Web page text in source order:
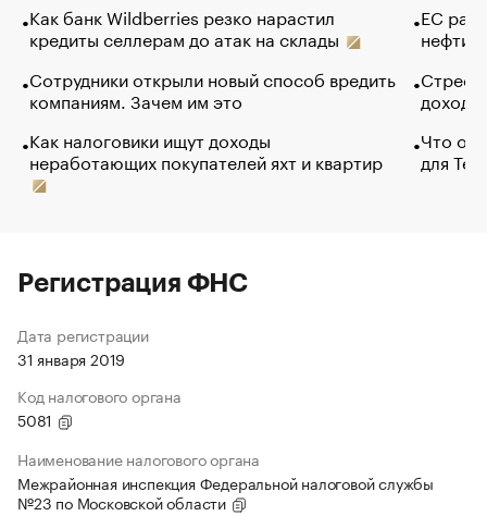
Как банк Wildberries резко нарастил
кредиты селлерам до атак на склады
Сотрудники открыли новый способ вредить
компаниям. Зачем им это
Как налоговики ищут доходы
неработающих покупателей яхт и квартир
ЕС
нефти
Что
для
Регистрация ФНС
Дата регистрации
31 января 2019
Код налогового органа
5081
Наименование налогового органа
Межрайонная инспекция Федеральной налоговой службы
№23 по Московской области